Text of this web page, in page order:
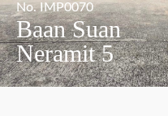
No. IMP0070
Baan Suan
Neramit 5